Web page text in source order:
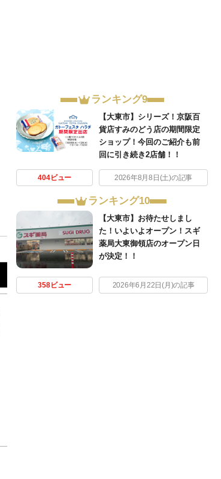
ランキング9
【大東市】シリーズ！京阪百
貨店すみのどう店の期間限定
ショップ！今回のご紹介も前
回に引き続き2店舗！！
404ビュー 2026年8月8日(土)の記事
ランキング10
【大東市】お待たせしまし
た！いよいよオープン！スギ
薬局大東御領店のオープン日
が決定！！
358ビュー 2026年6月22日(月)の記事